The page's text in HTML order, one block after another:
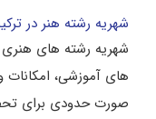
شهریه رشته هنر در
شهریه رشته های هنری
های آموزشی،
صورت حدودی برای